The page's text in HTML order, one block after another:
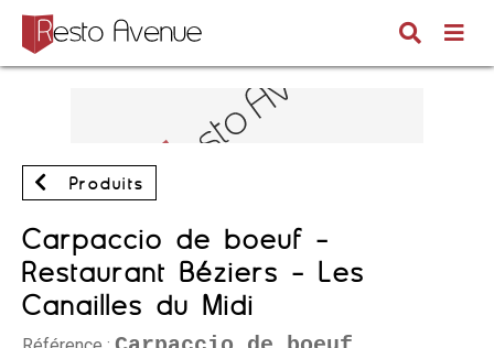
Produits
Carpaccio de boeuf -
Restaurant Béziers - Les
Canailles du Midi